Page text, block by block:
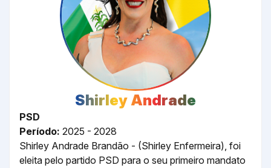
Shirley Andrade
PSD
Período: 2025 - 2028
Shirley Andrade Brandão - (Shirley Enfermeira), foi
eleita pelo partido PSD para o seu primeiro mandato